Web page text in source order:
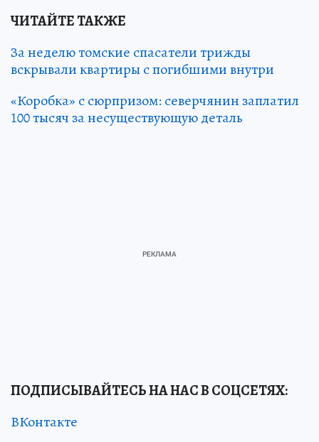
ЧИТАЙТЕ ТАКЖЕ
За неделю томские спасатели трижды
вскрывали квартиры с погибшими внутри
«Коробка» с сюрпризом: северчянин заплатил
100 тысяч за несуществующую деталь
ПОДПИСЫВАЙТЕСЬ НА НАС В СОЦСЕТЯХ:
ВКонтакте